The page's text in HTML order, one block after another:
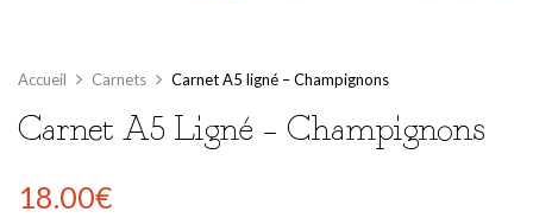
Accueil Carnets Carnet A5 ligné – Champignons
Carnet A5 Ligné – Champignons
18.00€